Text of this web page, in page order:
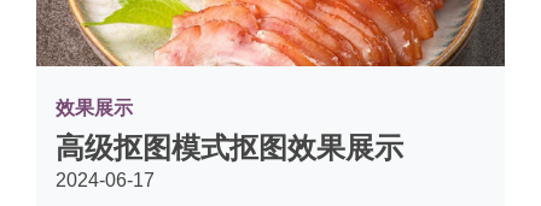
效果展示
高级抠图模式抠图效果展示
2024-06-17